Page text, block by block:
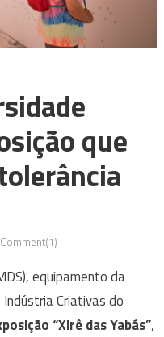
que
Comment(1)
equipamento da
Criativas do
“Xirê das Yabás”,